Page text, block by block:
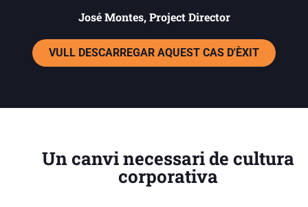
José Montes, Project Director
VULL DESCARREGAR AQUEST CAS D'ÈXIT
Un canvi necessari de cultura
corporativa